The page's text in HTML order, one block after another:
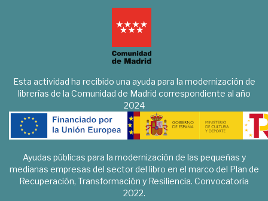
Esta actividad ha recibido una ayuda para la modernización de
librerías de la Comunidad de Madrid correspondiente al año
2024
Ayudas públicas para la modernización de las pequeñas y
medianas empresas del sector del libro en el marco del Plan de
Recuperación, Transformación y Resiliencia. Convocatoria
2022.